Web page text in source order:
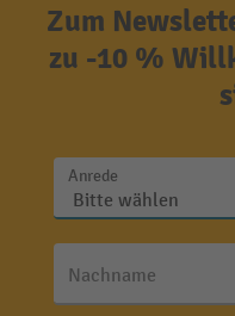
Zum
zu -10 %
Anrede
Nachname